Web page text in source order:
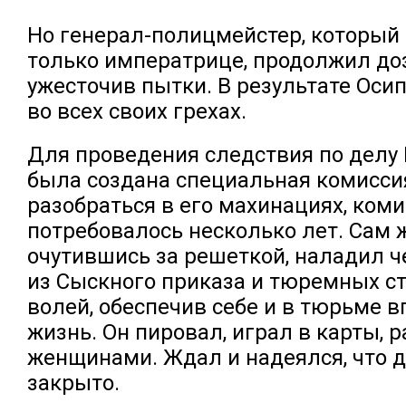
Но генерал-полицмейстер, который
только императрице, продолжил
ужесточив пытки. В результате
во всех своих грехах.
Для проведения следствия по делу
была создана специальная
разобраться в его махинациях,
потребовалось несколько лет. Сам
очутившись за решеткой, наладил
из Сыскного приказа и тюремных
волей, обеспечив себе и в тюрьме
жизнь. Он пировал, играл в карты,
женщинами. Ждал и надеялся, что
закрыто.